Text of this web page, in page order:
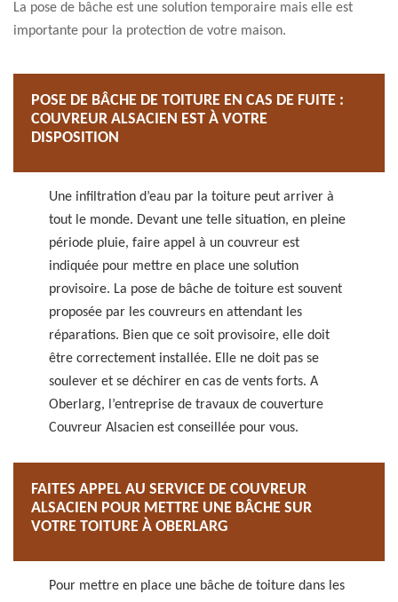
La pose de bâche est une solution temporaire mais elle est
importante pour la protection de votre maison.
POSE DE BÂCHE DE TOITURE EN CAS DE FUITE :
COUVREUR ALSACIEN EST À VOTRE
DISPOSITION
Une infiltration d’eau par la toiture peut arriver à
tout le monde. Devant une telle situation, en pleine
période pluie, faire appel à un couvreur est
indiquée pour mettre en place une solution
provisoire. La pose de bâche de toiture est souvent
proposée par les couvreurs en attendant les
réparations. Bien que ce soit provisoire, elle doit
être correctement installée. Elle ne doit pas se
soulever et se déchirer en cas de vents forts. A
Oberlarg, l’entreprise de travaux de couverture
Couvreur Alsacien est conseillée pour vous.
FAITES APPEL AU SERVICE DE COUVREUR
ALSACIEN POUR METTRE UNE BÂCHE SUR
VOTRE TOITURE À OBERLARG
Pour mettre en place une bâche de toiture dans les